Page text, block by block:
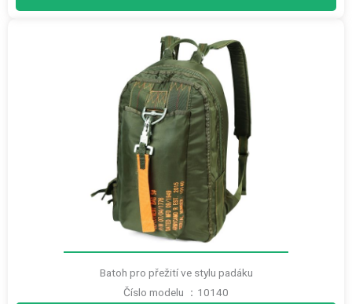
Batoh pro přežití ve stylu padáku
Číslo modelu ：10140